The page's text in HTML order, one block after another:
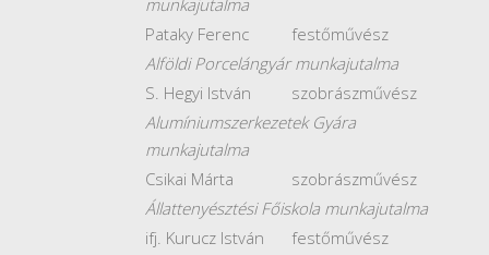
munkajutalma
Pataky Ferenc
festőművész
Alföldi Porcelángyár munkajutalma
S. Hegyi István
szobrászművész
Alumíniumszerkezetek Gyára
munkajutalma
Csikai Márta
szobrászművész
Állattenyésztési Főiskola munkajutalma
ifj. Kurucz István
festőművész